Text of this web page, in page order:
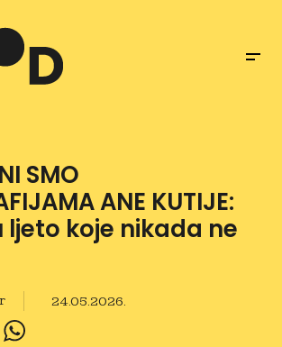
SMO
ANE KUTIJE:
ljeto koje nikada ne
24.05.2026.